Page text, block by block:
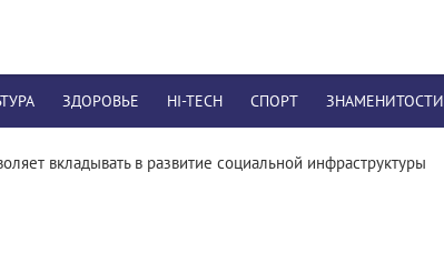
ЗДОРОВЬЕ HI-TECH СПОРТ ЗНАМЕНИТОСТИ
вкладывать в развитие социальной инфраструктуры